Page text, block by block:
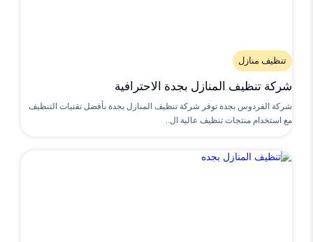
تنظيف منازل
شركة تنظيف المنازل بجدة الاحترافية
شركة الفردوس بجدة توفر شركة تنظيف المنازل بجدة بأفضل تقنيات التنظيف
مع استخدام منتجات تنظيف عالية ال..